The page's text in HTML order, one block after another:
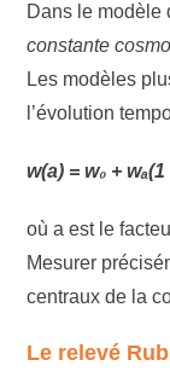
Dans le modèle
constante
Les modèles
l’évolution
w(a) = w₀ +
où a est le
Mesurer
centraux de la
Le relevé